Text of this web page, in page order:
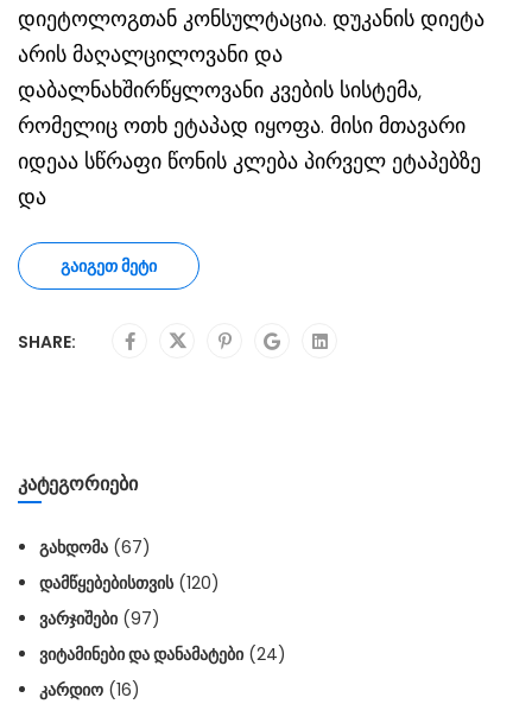
დიეტოლოგთან კონსულტაცია. დუკანის დიეტა
არის მაღალცილოვანი და
დაბალნახშირწყლოვანი კვების სისტემა,
რომელიც ოთხ ეტაპად იყოფა. მისი მთავარი
იდეაა სწრაფი წონის კლება პირველ ეტაპებზე
და
ᲒᲐᲘᲒᲔᲗ ᲛᲔᲢᲘ
SHARE:
ᲙᲐᲢᲔᲒᲝᲠᲘᲔᲑᲘ
ᲒᲐᲮᲓᲝᲛᲐ (67)
ᲓᲐᲛᲬᲧᲔᲑᲔᲑᲘᲡᲗᲕᲘᲡ(120)
ᲕᲐᲠᲯᲘᲨᲔᲑᲘ (97)
ᲕᲘᲢᲐᲛᲘᲜᲔᲑᲘ ᲓᲐ ᲓᲐᲜᲐᲛᲐᲢᲔᲑᲘ (24)
ᲙᲐᲠᲓᲘᲝ (16)